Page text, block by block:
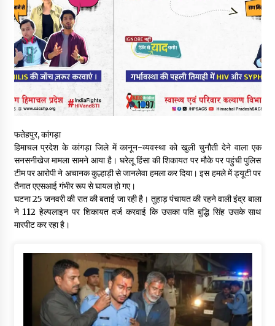
नितिन गडकरी से मिले विक्रमादित्य सिंह, हिमाचल की सड़क परियोजनाओं को
मिली बड़ी सौगात
06/08/2026
आपदा के दौरान मीडिया संचार एवं सूचना प्रबंधन पर शिमला में एक दिवसीय
ओरिएंटेशन कार्यशाला आयोजित
06/08/2026
06/08/2026
बड़ी ख़बर – अनुबंध कर्मचारियों को बैक डेट से नहीं मिलेगा नियमितीकरण,
शिक्षा निदेशालय ने जारी किया स्पष्टीकरण
05/08/2026
05/08/2026
फतेहपुर, कांगड़ा
हिमाचल प्रदेश के कांगड़ा जिले में कानून-व्यवस्था को खुली चुनौती देने वाला एक
सनसनीखेज मामला सामने आया है। घरेलू हिंसा की शिकायत पर मौके पर पहुंची पुलिस
टीम पर आरोपी ने अचानक कुल्हाड़ी से जानलेवा हमला कर दिया। इस हमले में ड्यूटी पर
तैनात एएसआई गंभीर रूप से घायल हो गए।
घटना 25 जनवरी की रात की बताई जा रही है। तुहाड़ पंचायत की रहने वाली इंद्र बाला
ने 112 हेल्पलाइन पर शिकायत दर्ज करवाई कि उसका पति बुद्धि सिंह उसके साथ
मारपीट कर रहा है।